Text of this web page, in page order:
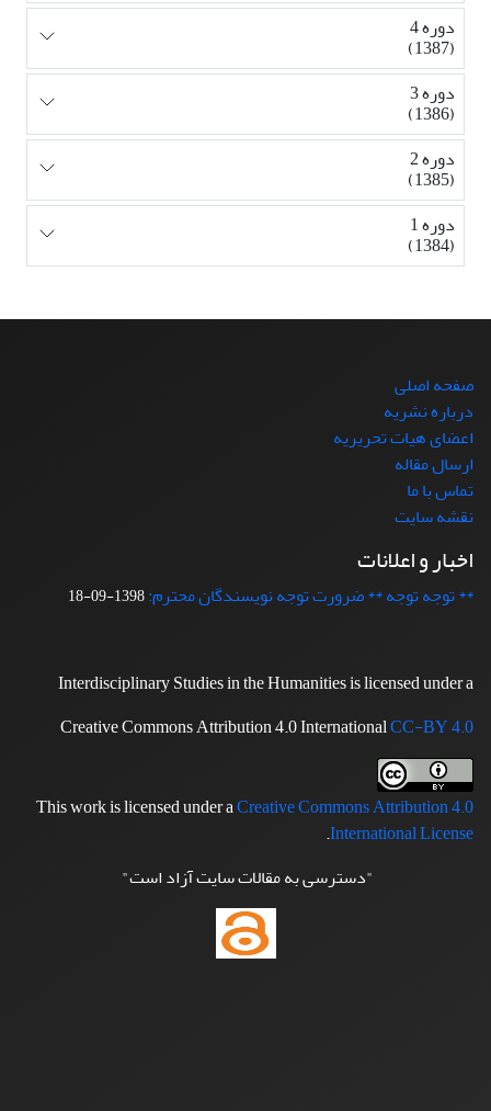
دوره 4
(1387)
دوره 3
(1386)
دوره 2
(1385)
دوره 1
(1384)
صفحه اصلی
درباره نشریه
اعضای هیات تحریریه
ارسال مقاله
تماس با ما
نقشه سایت
اخبار و اعلانات
** توجه توجه ** ضرورت توجه نویسندگان محترم:1398-09-18
Interdisciplinary Studies in the Humanities is licensed under a
Creative Commons Attribution 4.0 InternationalCC-BY 4.0
This work is licensed under aCreative Commons Attribution 4.0
International License
.
"دسترسی به مقالات سایت آزاد است"